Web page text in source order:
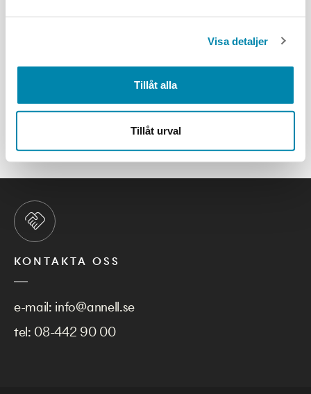
Visa detaljer
Tillåt alla
Tillåt urval
upphandlare att fatta informerade och hållbara beslut.
Har du funderingar kring EPD,hör gärna av dig till oss på Annell.
KONTAKTA OSS
e-mail: info@annell.se
tel: 08-442 90 00